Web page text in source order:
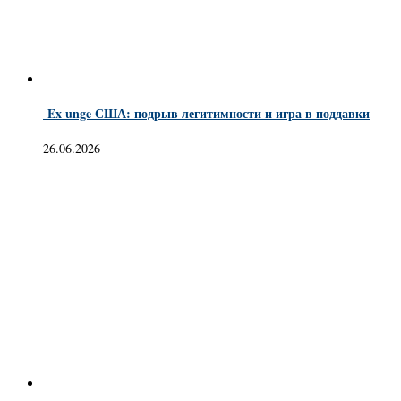
Ex unge США: подрыв легитимности и игра в поддавки
26.06.2026